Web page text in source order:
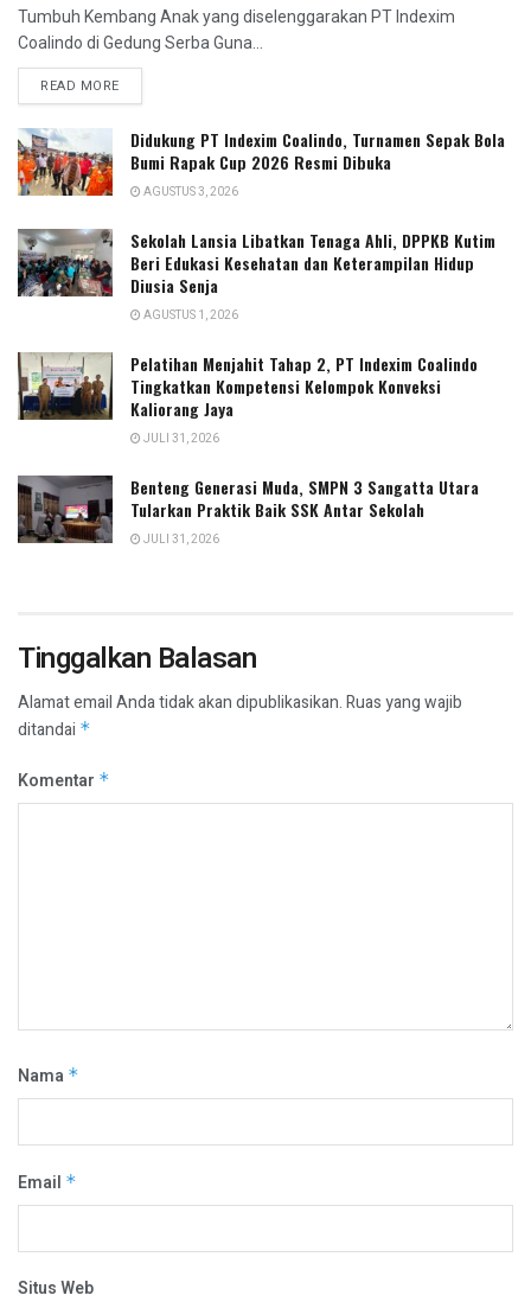
Tumbuh Kembang Anak yang diselenggarakan PT Indexim
Coalindo di Gedung Serba Guna...
READ MORE
Didukung PT Indexim Coalindo, Turnamen Sepak Bola
Bumi Rapak Cup 2026 Resmi Dibuka
AGUSTUS 3, 2026
Sekolah Lansia Libatkan Tenaga Ahli, DPPKB Kutim
Beri Edukasi Kesehatan dan Keterampilan Hidup
Diusia Senja
AGUSTUS 1, 2026
Pelatihan Menjahit Tahap 2, PT Indexim Coalindo
Tingkatkan Kompetensi Kelompok Konveksi
Kaliorang Jaya
JULI 31, 2026
Benteng Generasi Muda, SMPN 3 Sangatta Utara
Tularkan Praktik Baik SSK Antar Sekolah
JULI 31, 2026
Tinggalkan Balasan
Alamat email Anda tidak akan dipublikasikan.Ruas yang wajib
ditandai *
Komentar *
Nama *
Email *
Situs Web